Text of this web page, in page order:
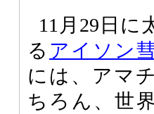
11月29日に
る アイソン彗
には、アマ
ちろん、世